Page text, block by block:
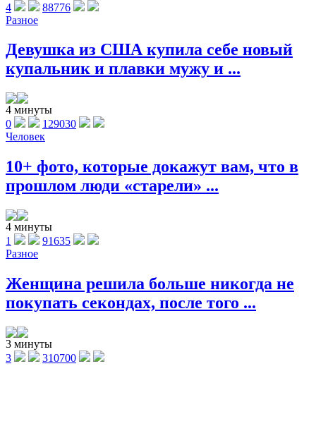
4
88776
Разное
Девушка из США купила себе новый
купальник и плавки мужу и ...
4 минуты
0
129030
Человек
10+ фото, которые докажут вам, что в
прошлом люди «старели» ...
4 минуты
1
91635
Разное
Женщина решила больше никогда не
покупать секондах, после того ...
3 минуты
3
310700